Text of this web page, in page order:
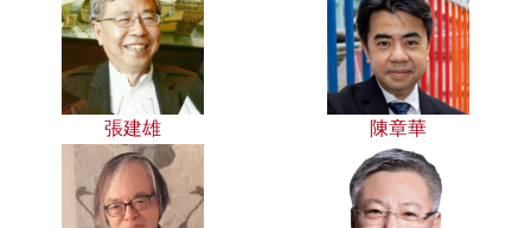
張建雄 陳章華